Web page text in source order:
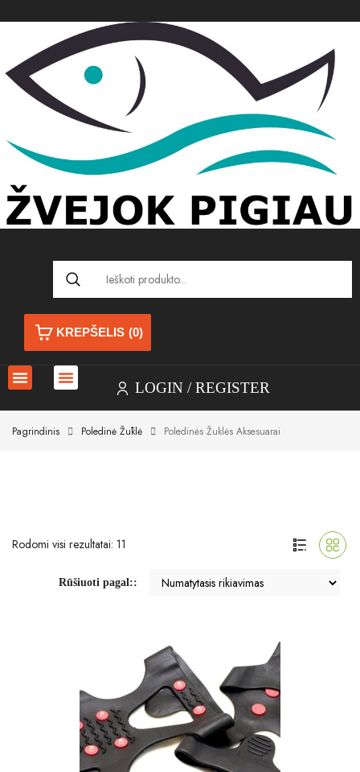
KREPŠELIS (0)
LOGIN REGISTER
Pagrindinis Poledinė Žūklė Poledinės Žuklės Aksesuarai
Rodomi visi rezultatai: 11
Rūšiuoti pagal::